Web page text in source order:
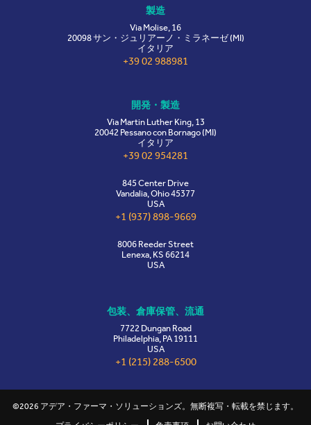
製造
Via Molise, 16
20098 サン・ジュリアーノ・ミラネーゼ (MI)
イタリア
+39 02 988981
開発・製造
Via Martin Luther King, 13
20042 Pessano con Bornago (MI)
イタリア
+39 02 954281
845 Center Drive
Vandalia, Ohio 45377
USA
+1 (937) 898-9669
8006 Reeder Street
Lenexa, KS 66214
USA
包装、倉庫保管、流通
7722 Dungan Road
Philadelphia, PA 19111
USA
+1 (215) 288-6500
©2026 アデア・ファーマ・ソリューションズ。無断複写・転載を禁じます。